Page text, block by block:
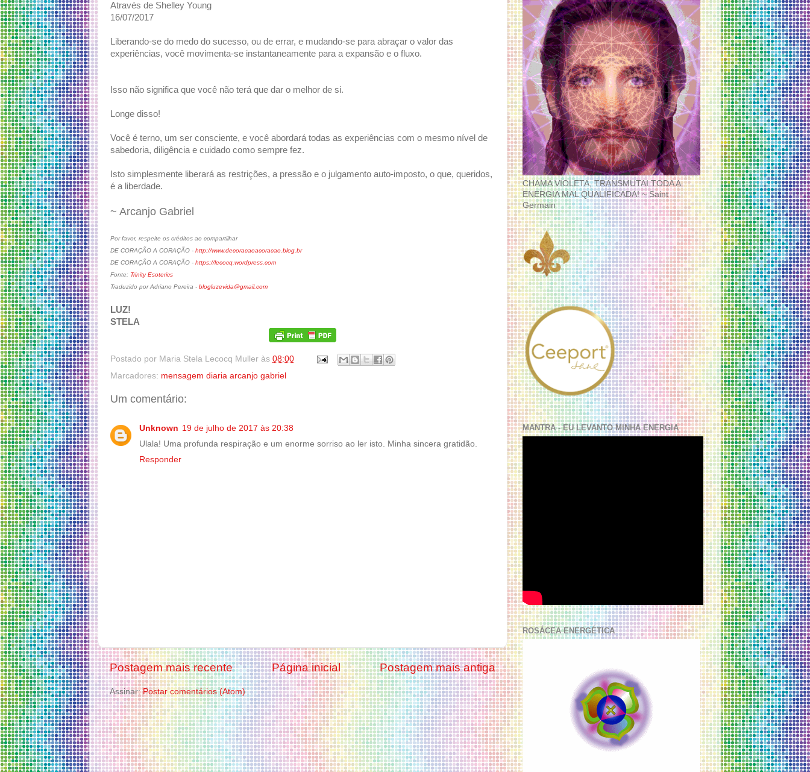
Através de Shelley Young
16/07/2017
Liberando-se do medo do sucesso, ou de errar, e mudando-se para abraçar o valor das
experiências, você movimenta-se instantaneamente para a expansão e o fluxo.
Isso não significa que você não terá que dar o melhor de si.
Longe disso!
Você é terno, um ser consciente, e você abordará todas as experiências com o mesmo nível de
sabedoria, diligência e cuidado como sempre fez.
Isto simplesmente liberará as restrições, a pressão e o julgamento auto-imposto, o que, queridos,
é a liberdade.
~ Arcanjo Gabriel
Por favor, respeite os créditos ao compartilhar
DE CORAÇÃO A CORAÇÃO - http://www.decoracaoacoracao.blog.br
DE CORAÇÃO A CORAÇÃO - https://lecocq.wordpress.com
Fonte: Trinity Esoterics
Traduzido por Adriano Pereira - blogluzevida@gmail.com
LUZ!
STELA
Postado por Maria Stela Lecocq Muller às 08:00
Marcadores: mensagem diaria arcanjo gabriel
Um comentário:
Unknown 19 de julho de 2017 às 20:38
Ulala! Uma profunda respiração e um enorme sorriso ao ler isto. Minha sincera gratidão.
Responder
Postagem mais recente Postagem mais antiga
Página inicial
Assinar:Postar comentários (Atom)
CHAMA VIOLETA, TRANSMUTAI TODA A
ENERGIA MAL QUALIFICADA! ~ Saint
Germain
MANTRA - EU LEVANTO MINHA ENERGIA
ROSÁCEA ENERGÉTICA